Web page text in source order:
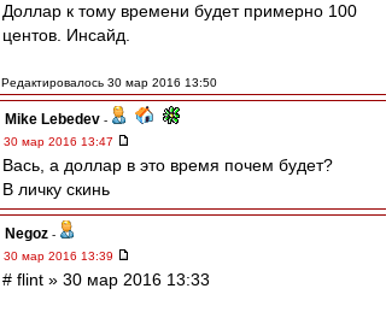
Доллар к тому времени будет примерно 100
центов. Инсайд.
Редактировалось 30 мар 2016 13:50
Mike Lebedev -
30 мар 2016 13:47
Вась, а доллар в это время почем будет?
В личку скинь
Negoz -
30 мар 2016 13:39
# flint » 30 мар 2016 13:33